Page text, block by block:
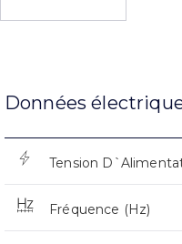
Données
Tension
Fréquence (Hz)